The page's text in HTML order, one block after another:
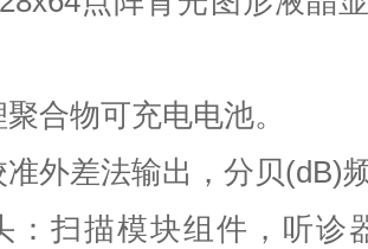
合物可充电电池。
外差法输出，分贝(dB)
：扫描模块组件，听诊